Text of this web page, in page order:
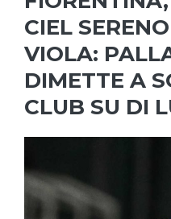
CIEL
VIOLA:
DIMETTE A
CLUB SU DI